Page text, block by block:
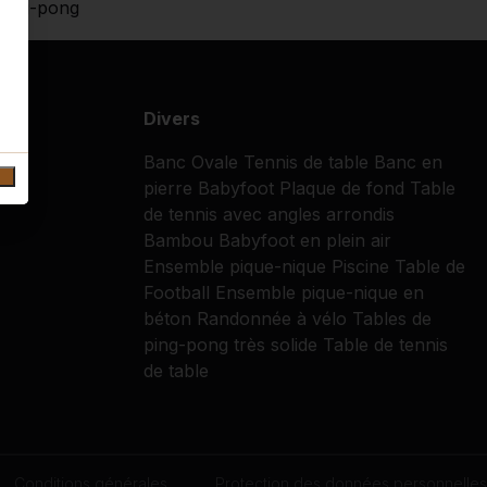
pong
Divers
Banc Ovale Tennis de table Banc en
pierre Babyfoot Plaque de fond Table
de tennis avec angles arrondis
Bambou Babyfoot en plein air
Ensemble pique-nique Piscine Table de
Football Ensemble pique-nique en
béton Randonnée à vélo Tables de
ping-pong très solide Table de tennis
de table